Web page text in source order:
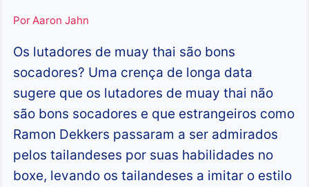
PorAaron Jahn
Os lutadores de muay thai são bons
socadores? Uma crença de longa data
sugere que os lutadores de muay thai não
são bons socadores e que estrangeiros como
Ramon Dekkers passaram a ser admirados
pelos tailandeses por suas habilidades no
boxe, levando os tailandeses a imitar o estilo